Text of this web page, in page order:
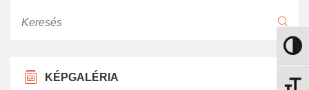
Nagy
KÉPGALÉRIA